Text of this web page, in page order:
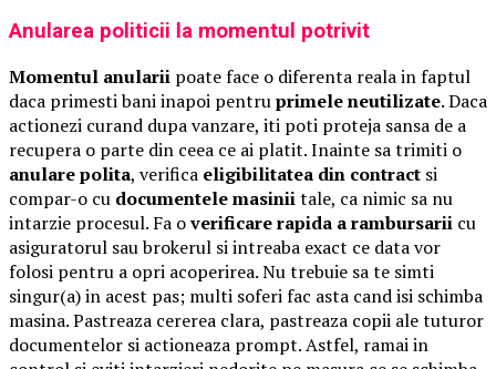
Anularea politicii la momentul potrivit
Momentul anularii poate face o diferenta reala in faptul
daca primesti bani inapoi pentruprimele neutilizate. Daca
actionezi curand dupa vanzare, iti poti proteja sansa de a
recupera o parte din ceea ce ai platit. Inainte sa trimiti o
anulare polita, verifica eligibilitatea din contract si
compar-o cu documentele masiniitale, ca nimic sa nu
intarzie procesul. Fa overificare rapida a rambursarii cu
asiguratorul sau brokerul si intreaba exact ce data vor
folosi pentru a opri acoperirea. Nu trebuie sa te simti
singur(a) in acest pas; multi soferi fac asta cand isi schimba
masina. Pastreaza cererea clara, pastreaza copii ale tuturor
documentelor si actioneaza prompt. Astfel, ramai in